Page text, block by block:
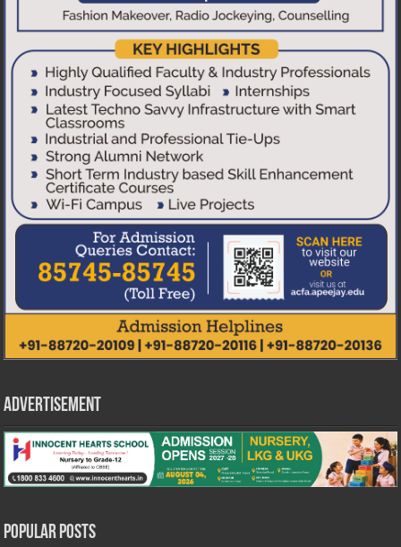
Advertisement
Popular Posts